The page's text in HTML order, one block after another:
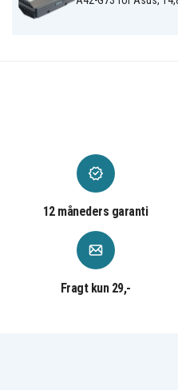
12 måneders garanti
Fragt kun 29,-